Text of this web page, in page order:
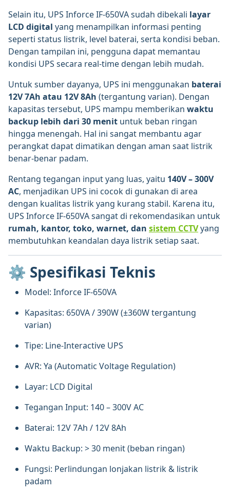
Selain itu, UPS Inforce IF-650VA sudah dibekali layar
LCD digital yang menampilkan informasi penting
seperti status listrik, level baterai, serta kondisi beban.
Dengan tampilan ini, pengguna dapat memantau
kondisi UPS secara real-time dengan lebih mudah.
Untuk sumber dayanya, UPS ini menggunakan baterai
12V 7Ah atau 12V 8Ah (tergantung varian). Dengan
kapasitas tersebut, UPS mampu memberikan waktu
backup lebih dari 30 menit untuk beban ringan
hingga menengah. Hal ini sangat membantu agar
perangkat dapat dimatikan dengan aman saat listrik
benar-benar padam.
Rentang tegangan input yang luas, yaitu 140V – 300V
AC, menjadikan UPS ini cocok di gunakan di area
dengan kualitas listrik yang kurang stabil. Karena itu,
UPS Inforce IF-650VA sangat di rekomendasikan untuk
rumah, kantor, toko, warnet, dan sistem CCTVyang
membutuhkan keandalan daya listrik setiap saat.
⚙️ Spesifikasi Teknis
Model: Inforce IF-650VA
Kapasitas: 650VA / 390W (±360W tergantung
varian)
Tipe: Line-Interactive UPS
AVR: Ya (Automatic Voltage Regulation)
Layar: LCD Digital
Tegangan Input: 140 – 300V AC
Baterai: 12V 7Ah / 12V 8Ah
Waktu Backup: > 30 menit (beban ringan)
Fungsi: Perlindungan lonjakan listrik & listrik
padam